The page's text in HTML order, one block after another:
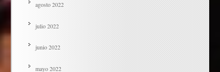
agosto 2022
julio 2022
junio 2022
mayo 2022